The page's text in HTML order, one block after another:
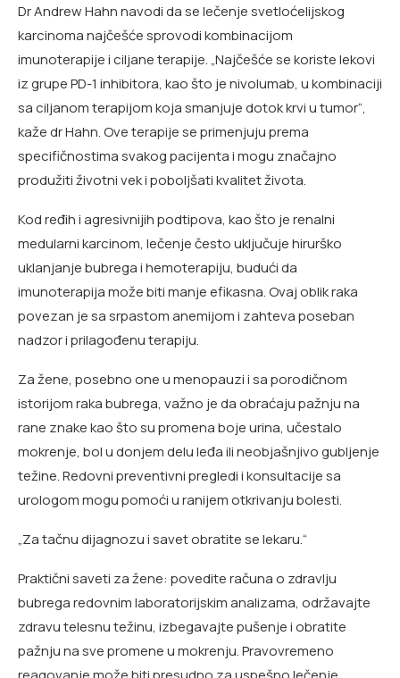
Dr Andrew Hahn navodi da se lečenje svetloćelijskog
karcinoma najčešće sprovodi kombinacijom
imunoterapije i ciljane terapije. „Najčešće se koriste lekovi
iz grupe PD-1 inhibitora, kao što je nivolumab, u kombinaciji
sa ciljanom terapijom koja smanjuje dotok krvi u tumor“,
kaže dr Hahn. Ove terapije se primenjuju prema
specifičnostima svakog pacijenta i mogu značajno
produžiti životni vek i poboljšati kvalitet života.
Kod ređih i agresivnijih podtipova, kao što je renalni
medularni karcinom, lečenje često uključuje hirurško
uklanjanje bubrega i hemoterapiju, budući da
imunoterapija može biti manje efikasna. Ovaj oblik raka
povezan je sa srpastom anemijom i zahteva poseban
nadzor i prilagođenu terapiju.
Za žene, posebno one u menopauzi i sa porodičnom
istorijom raka bubrega, važno je da obraćaju pažnju na
rane znake kao što su promena boje urina, učestalo
mokrenje, bol u donjem delu leđa ili neobjašnjivo gubljenje
težine. Redovni preventivni pregledi i konsultacije sa
urologom mogu pomoći u ranijem otkrivanju bolesti.
„Za tačnu dijagnozu i savet obratite se lekaru.“
Praktični saveti za žene: povedite računa o zdravlju
bubrega redovnim laboratorijskim analizama, održavajte
zdravu telesnu težinu, izbegavajte pušenje i obratite
pažnju na sve promene u mokrenju. Pravovremeno